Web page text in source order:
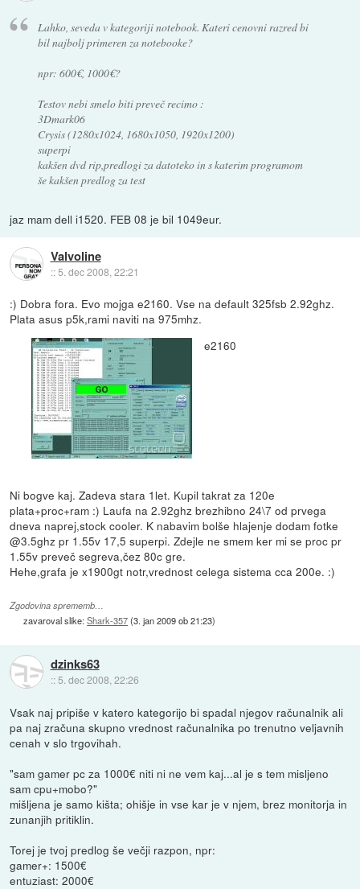
Lahko, seveda v kategoriji notebook. Kateri cenovni razred bi
bil najbolj primeren za notebooke?
npr: 600€, 1000€?
Testov nebi smelo biti preveč recimo :
3Dmark06
Crysis (1280x1024, 1680x1050, 1920x1200)
superpi
kakšen dvd rip,predlogi za datoteko in s katerim programom
še kakšen predlog za test
jaz mam dell i1520. FEB 08 je bil 1049eur.
Valvoline
::5. dec 2008, 22:21
:) Dobra fora. Evo mojga e2160. Vse na default 325fsb 2.92ghz.
Plata asus p5k,rami naviti na 975mhz.
e2160
Ni bogve kaj. Zadeva stara 1let. Kupil takrat za 120e
plata+proc+ram :) Laufa na 2.92ghz brezhibno 24\7 od prvega
dneva naprej,stock cooler. K nabavim bolše hlajenje dodam fotke
@3.5ghz pr 1.55v 17,5 superpi. Zdejle ne smem ker mi se proc pr
1.55v preveč segreva,čez 80c gre.
Hehe,grafa je x1900gt notr,vrednost celega sistema cca 200e. :)
Zgodovina sprememb…
zavaroval slike:Shark-357(3. jan 2009 ob 21:23)
dzinks63
:: 5. dec 2008, 22:26
Vsak naj pripiše v katero kategorijo bi spadal njegov računalnik ali
pa naj zračuna skupno vrednost računalnika po trenutno veljavnih
cenah v slo trgovihah.
"sam gamer pc za 1000€ niti ni ne vem kaj...al je s tem misljeno
sam cpu+mobo?"
mišljena je samo kišta; ohišje in vse kar je v njem, brez monitorja in
zunanjih pritiklin.
Torej je tvoj predlog še večji razpon, npr:
gamer+: 1500€
entuziast: 2000€